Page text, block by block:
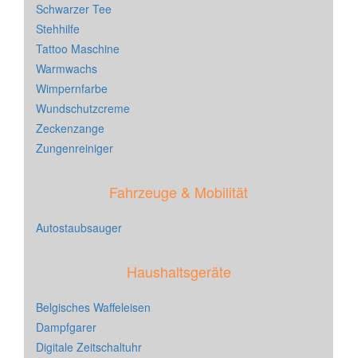
Schwarzer Tee
Stehhilfe
Tattoo Maschine
Warmwachs
Wimpernfarbe
Wundschutzcreme
Zeckenzange
Zungenreiniger
Fahrzeuge & Mobilität
Autostaubsauger
Haushaltsgeräte
Belgisches Waffeleisen
Dampfgarer
Digitale Zeitschaltuhr